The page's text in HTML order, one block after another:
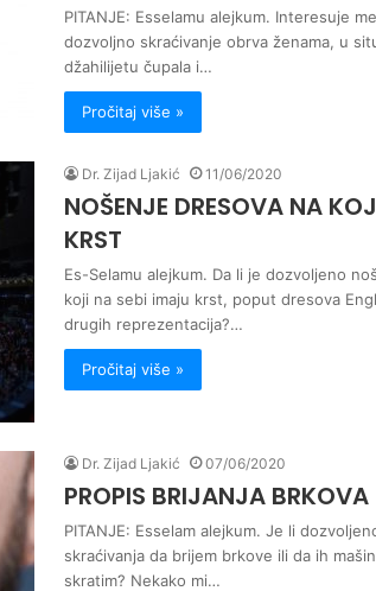
PITANJE: Esselamu alejkum. Interesuje
dozvoljno skraćivanje obrva ženama, u
džahilijetu čupala i…
Pročitaj više »
Dr. Zijad Ljakić 11/06/2020
NOŠENJE DRESOVA NA
KRST
Es-Selamu alejkum. Da li je dozvoljeno
koji na sebi imaju krst, poput dresova
drugih reprezentacija?…
Pročitaj više »
Dr. Zijad Ljakić 07/06/2020
PROPIS BRIJANJA BRKOVA
PITANJE: Esselam alejkum. Je li
skraćivanja da brijem brkove ili da ih
skratim? Nekako mi…